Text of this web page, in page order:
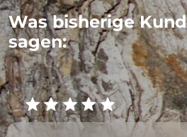
Was bisherige
sagen: